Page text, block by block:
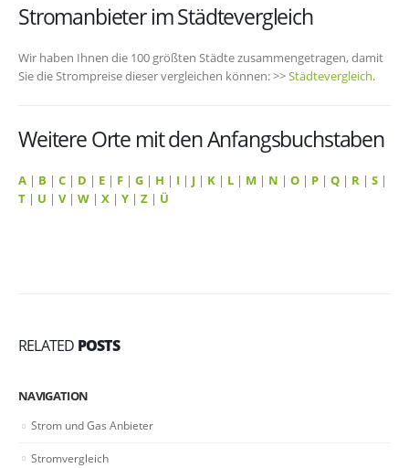
Stromanbieter im Städtevergleich
Wir haben Ihnen die 100 größten Städte zusammengetragen, damit
Sie die Strompreise dieser vergleichen können: >>Städtevergleich.
Weitere Orte mit den Anfangsbuchstaben
A | B | C | D | E | F | G | H | I | J | K | L | M | N | O | P | Q | R | S |
T | U | V| W | X | Y | Z | Ü
RELATED POSTS
NAVIGATION
Strom und Gas Anbieter
Stromvergleich